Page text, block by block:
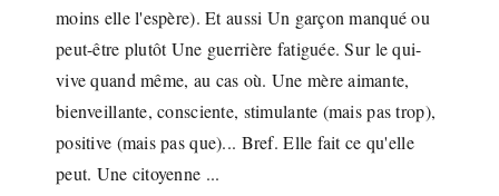
moins elle l'espère). Et aussi Un garçon manqué ou
peut-être plutôt Une guerrière fatiguée. Sur le qui-
vive quand même, au cas où. Une mère aimante,
bienveillante, consciente, stimulante (mais pas trop),
positive (mais pas que)... Bref. Elle fait ce qu'elle
peut. Une citoyenne ...